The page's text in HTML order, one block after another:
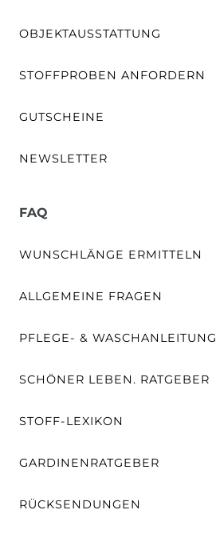
OBJEKTAUSSTATTUNG
STOFFPROBEN ANFORDERN
GUTSCHEINE
NEWSLETTER
FAQ
WUNSCHLÄNGE ERMITTELN
ALLGEMEINE FRAGEN
PFLEGE- & WASCHANLEITUNG
SCHÖNER LEBEN. RATGEBER
STOFF-LEXIKON
GARDINENRATGEBER
RÜCKSENDUNGEN